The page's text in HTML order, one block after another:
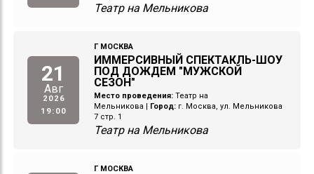
Театр на Мельникова
21
Авг
2026
19:00
Г МОСКВА
ИММЕРСИВНЫЙ СПЕКТАКЛЬ-ШОУ
ПОД ДОЖДЕМ "МУЖСКОЙ
СЕЗОН"
Место проведения: Театр на
Мельникова | Город: г. Москва, ул. Мельникова
7 стр. 1
Театр на Мельникова
Г МОСКВА